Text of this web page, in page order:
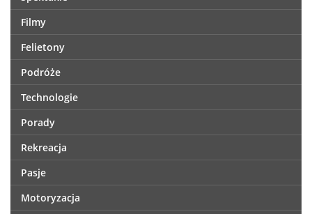
Filmy
Felietony
Podróże
Technologie
Porady
Rekreacja
Pasje
Motoryzacja